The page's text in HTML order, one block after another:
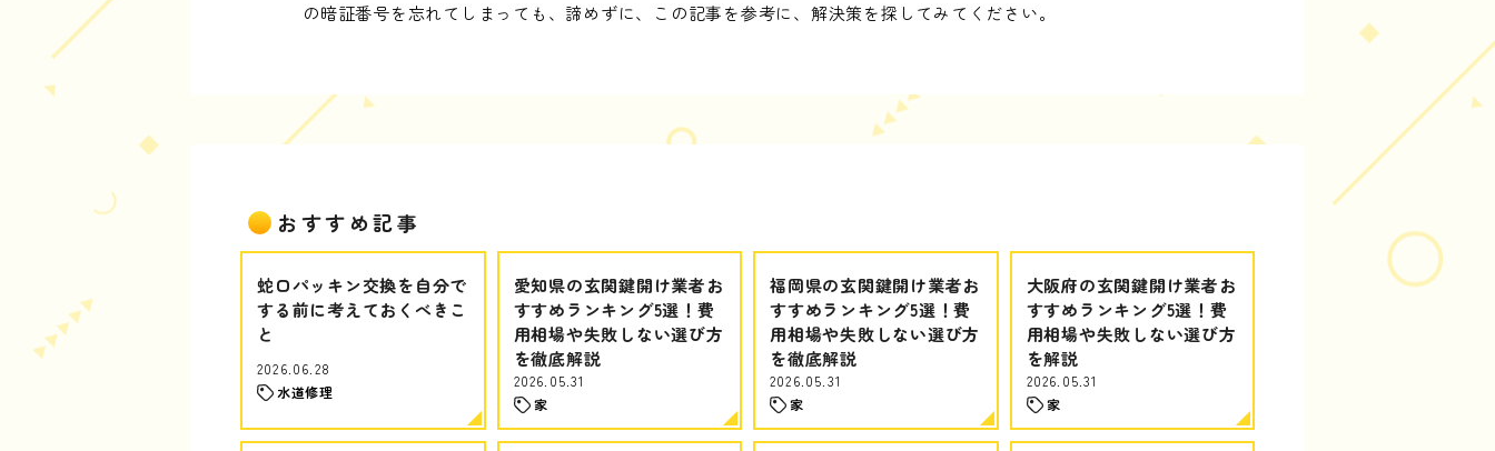
の暗証番号を忘れてしまっても、諦めずに、この記事を参考に、解決策を探してみてください。
おすすめ記事
蛇口パッキン交換を自分で
する前に考えておくべきこ
と
2026.06.28
水道修理
愛知県の玄関鍵開け業者お
すすめランキング5選！費
用相場や失敗しない選び方
を徹底解説
2026.05.31
家
福岡県の玄関鍵開け業者お
すすめランキング5選！費
用相場や失敗しない選び方
を徹底解説
2026.05.31
家
大阪府の玄関鍵開け業者お
すすめランキング5選！費
用相場や失敗しない選び方
を解説
2026.05.31
家